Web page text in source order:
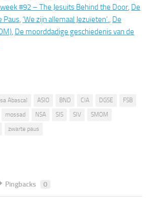
#92 – The Jesuits Behind the Door, De
Paus, ‘We zijn allemaal Jezuïeten’., De
, De moorddadige geschiedenis van de
Abascal ASIO BND CIA DGSE
FSB
mossad NSA SIS SIV
SMOM
zwarte paus
Pingbacks 0